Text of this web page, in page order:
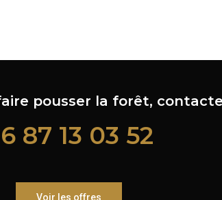
pousser la forêt,
87 13 03 52
Voir les offres